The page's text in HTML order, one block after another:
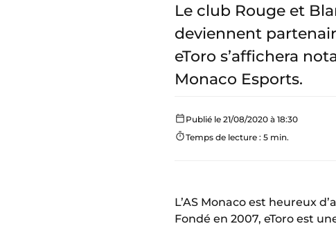
Le club Rouge et
deviennent
eToro s’affichera
Monaco Esports.
Publié le 21/08/2020 à 18:30
Temps de lecture : 5 min.
L’AS Monaco est heureux
Fondé en 2007, eToro est